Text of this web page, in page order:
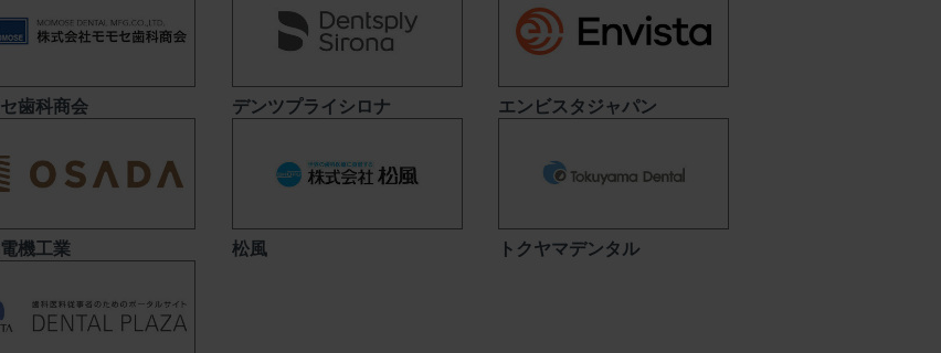
歯科商会 デンツプライシロナ エンビスタジャパン
機工業 松風 トクヤマデンタル